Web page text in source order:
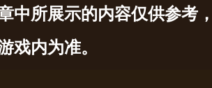
中所展示的内容仅供参考
戏内为准。